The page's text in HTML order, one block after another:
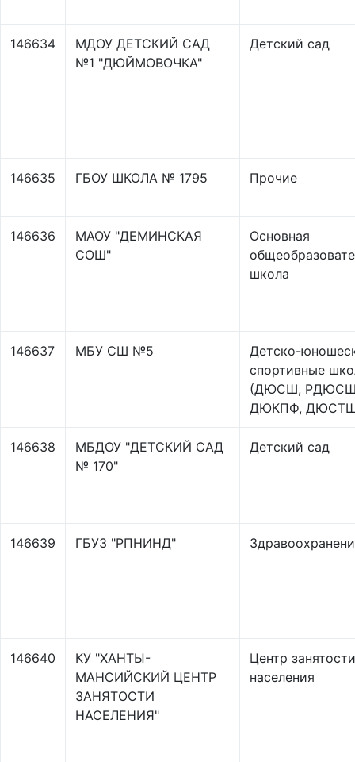
146634
МДОУ ДЕТСКИЙ САД
№1 "ДЮЙМОВОЧКА"
Детский сад
146635 ГБОУ ШКОЛА № 1795 Прочие
146636
МАОУ "ДЕМИНСКАЯ
СОШ"
Основная
школа
146637 МБУ СШ №5
Детско-
спортивные
(ДЮСШ,
ДЮКПФ,
146638
МБДОУ "ДЕТСКИЙ САД
№ 170"
Детский сад
146639 ГБУЗ "РПНИНД"
146640
КУ "ХАНТЫ-
МАНСИЙСКИЙ ЦЕНТР
ЗАНЯТОСТИ
НАСЕЛЕНИЯ"
Центр занятости
населения